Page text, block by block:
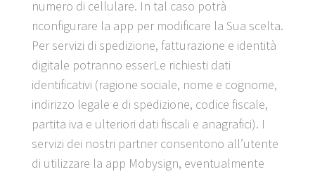
numero di cellulare. In tal caso potrà
riconfigurare la app per modificare la Sua scelta.
Per servizi di spedizione, fatturazione e identità
digitale potranno esserLe richiesti dati
identificativi (ragione sociale, nome e cognome,
indirizzo legale e di spedizione, codice fiscale,
partita iva e ulteriori dati fiscali e anagrafici). I
servizi dei nostri partner consentono all’utente
di utilizzare la app Mobysign, eventualmente